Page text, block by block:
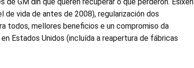
de vida de antes de 2008), regularización dos
todos, mellores beneficios e un compromiso da
Estados Unidos (incluída a reapertura de fábricas